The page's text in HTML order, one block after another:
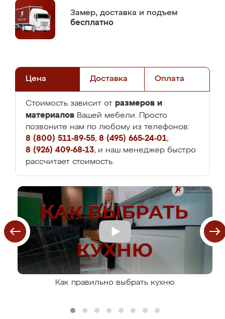
Замер, доставка и подъем
бесплатно
Цена Доставка Оплата
Стоимость зависит от размеров и
материалов Вашей мебели. Просто
позвоните нам по любому из телефонов:
8 (800) 511-89-55, 8 (495) 665-24-01,
8 (926) 409-68-13, и наш менеджер быстро
рассчитает стоимость.
Как правильно выбрать кухню